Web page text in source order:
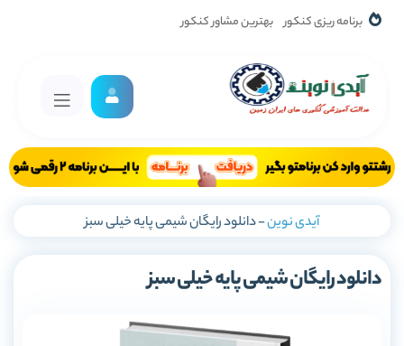
برنامه ریزی کنکور بهترین مشاور کنکور
آیدی نوین-دانلود رایگان شیمی پایه خیلی سبز
دانلود رایگان شیمی پایه خیلی سبز